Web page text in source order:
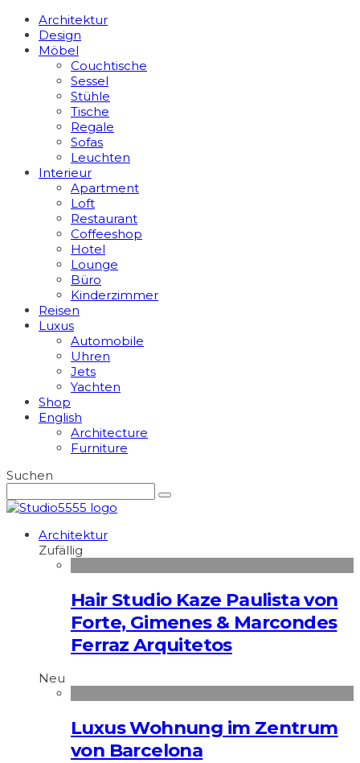
Architektur
Design
Möbel
Couchtische
Sessel
Stühle
Tische
Regale
Sofas
Leuchten
Interieur
Apart­ment
Loft
Restaurant
Coffeeshop
Hotel
Lounge
Büro
Kinderzimmer
Reisen
Luxus
Automobile
Uhren
Jets
Yachten
Shop
English
Architecture
Furniture
Suchen
Architektur
Zufällig
Hair Studio Kaze Paulista von
Forte, Gimenes & Marcondes
Ferraz Arquitetos
Neu
Luxus Wohnung im Zentrum
von Barcelona